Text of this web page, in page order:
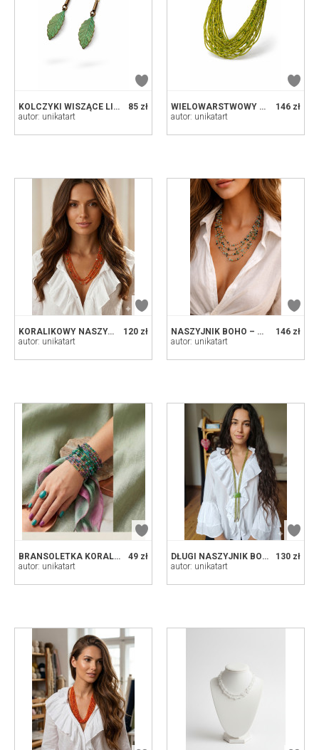
85 zł
KOLCZYKI WISZĄCE LIŚCIE W STYLU VINTAGE – PATYNA I MOSIĄDZ
autor: unikatart
146 zł
WIELOWARSTWOWY NASZYJNIK BOHO Z ZIELONYCH KORALIKÓW – LIME CASCADE
autor: unikatart
120 zł
KORALIKOWY NASZYJNIK KASKADOWY W KOLORZE POMARAŃCZOWYM Z KAMIENIAMI NATURALNYMI
autor: unikatart
146 zł
NASZYJNIK BOHO – SIECZKA KAMIENI NATURALNYCH I SZKŁA Z ZAPIĘCIEM MAKRAMOWYM
autor: unikatart
49 zł
BRANSOLETKA KORALE CZARNE DRZEWKO SZCZĘŚCIA
autor: unikatart
130 zł
DŁUGI NASZYJNIK BOHO Z ZIELONYCH SZKLANYCH KORALI – RĘCZNIE PLECIONY Z REGULOWANYM ZAPIĘCIEM
autor: unikatart